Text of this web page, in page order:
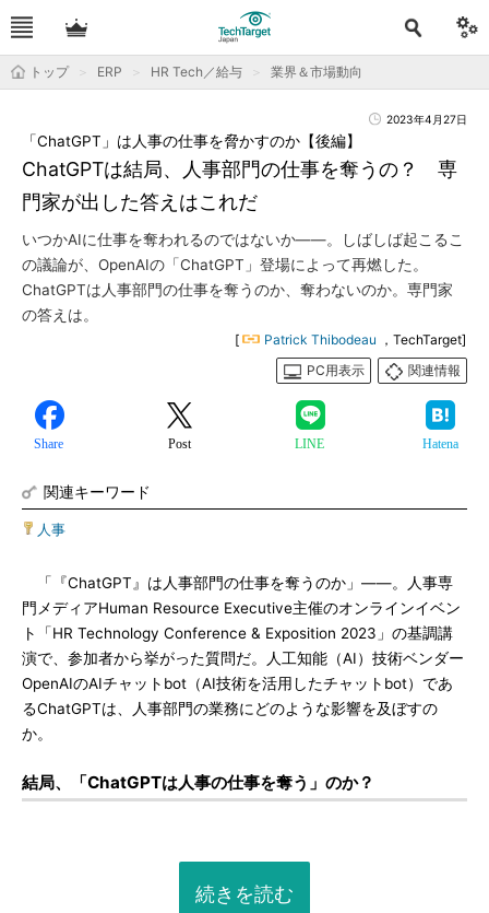
トップ ERP HR Tech／給与 業界＆市場動向
2023年4月27日
ChatGPTは結局、人事部門の仕事を奪うの？ 専
門家が出した答えはこれだ
「ChatGPT」は人事の仕事を脅かすのか【後編】
いつかAIに仕事を奪われるのではないか――。しばしば起こるこ
の議論が、OpenAIの「ChatGPT」登場によって再燃した。
ChatGPTは人事部門の仕事を奪うのか、奪わないのか。専門家
の答えは。
[ Patrick Thibodeau ，TechTarget]
PC用表示
関連情報
Share Post LINE Hatena
関連キーワード
人事
「『ChatGPT』は人事部門の仕事を奪うのか」――。人事専
門メディアHuman Resource Executive主催のオンラインイベン
ト「HR Technology Conference & Exposition 2023」の基調講
演で、参加者から挙がった質問だ。人工知能（AI）技術ベンダー
OpenAIのAIチャットbot（AI技術を活用したチャットbot）であ
るChatGPTは、人事部門の業務にどのような影響を及ぼすの
か。
結局、「ChatGPTは人事の仕事を奪う」のか？
続きを読む